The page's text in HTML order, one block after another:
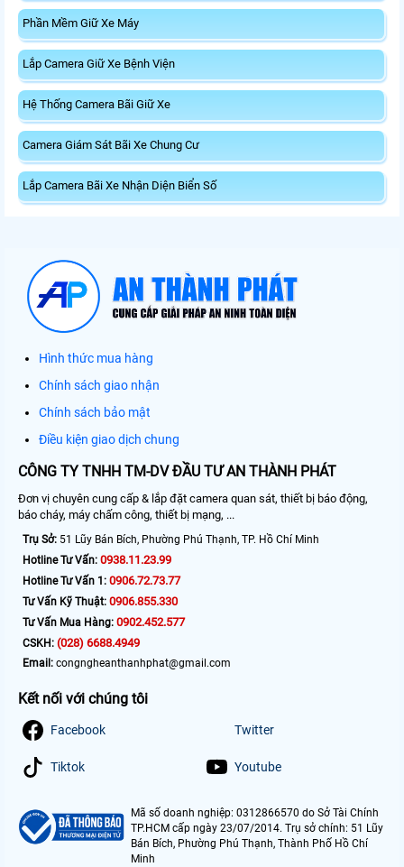
Phần Mềm Giữ Xe Máy
Lắp Camera Giữ Xe Bệnh Viện
Hệ Thống Camera Bãi Giữ Xe
Camera Giám Sát Bãi Xe Chung Cư
Lắp Camera Bãi Xe Nhận Diện Biển Số
Hình thức mua hàng
Chính sách giao nhận
Chính sách bảo mật
Điều kiện giao dịch chung
CÔNG TY TNHH TM-DV ĐẦU TƯ AN THÀNH PHÁT
Đơn vị chuyên cung cấp & lắp đặt camera quan sát, thiết bị báo động,
báo cháy, máy chấm công, thiết bị mạng, ...
Trụ Sở: 51 Lũy Bán Bích, Phường Phú Thạnh, TP. Hồ Chí Minh
Hotline Tư Vấn: 0938.11.23.99
Hotline Tư Vấn 1: 0906.72.73.77
Tư Vấn Kỹ Thuật: 0906.855.330
Tư Vấn Mua Hàng: 0902.452.577
CSKH: (028) 6688.4949
Email: congngheanthanhphat@gmail.com
Kết nối với chúng tôi
Facebook Twitter
Tiktok Youtube
Mã số doanh nghiệp: 0312866570 do Sở Tài Chính
TP.HCM cấp ngày 23/07/2014. Trụ sở chính: 51 Lũy
Bán Bích, Phường Phú Thạnh, Thành Phố Hồ Chí
Minh